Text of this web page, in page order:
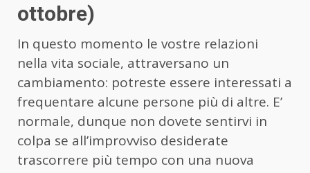
ottobre)
In questo momento le vostre relazioni
nella vita sociale, attraversano un
cambiamento: potreste essere interessati a
frequentare alcune persone più di altre. E’
normale, dunque non dovete sentirvi in
colpa se all’improvviso desiderate
trascorrere più tempo con una nuova